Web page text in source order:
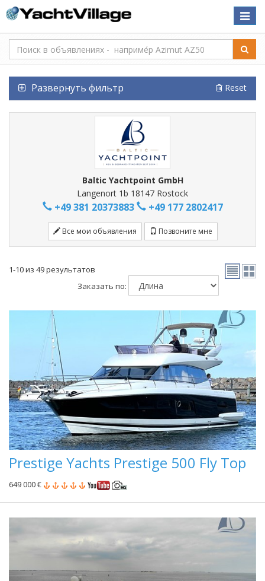
Toggle
Развернуть фильтр Reset
Baltic Yachtpoint GmbH
Langenort 1b 18147 Rostock
+49 381 20373883 +49 177 2802417
Все мои объявления Позвоните мне
1-10 из 49 результатов
Заказать по:
Prestige Yachts Prestige 500 Fly Top
649 000 €